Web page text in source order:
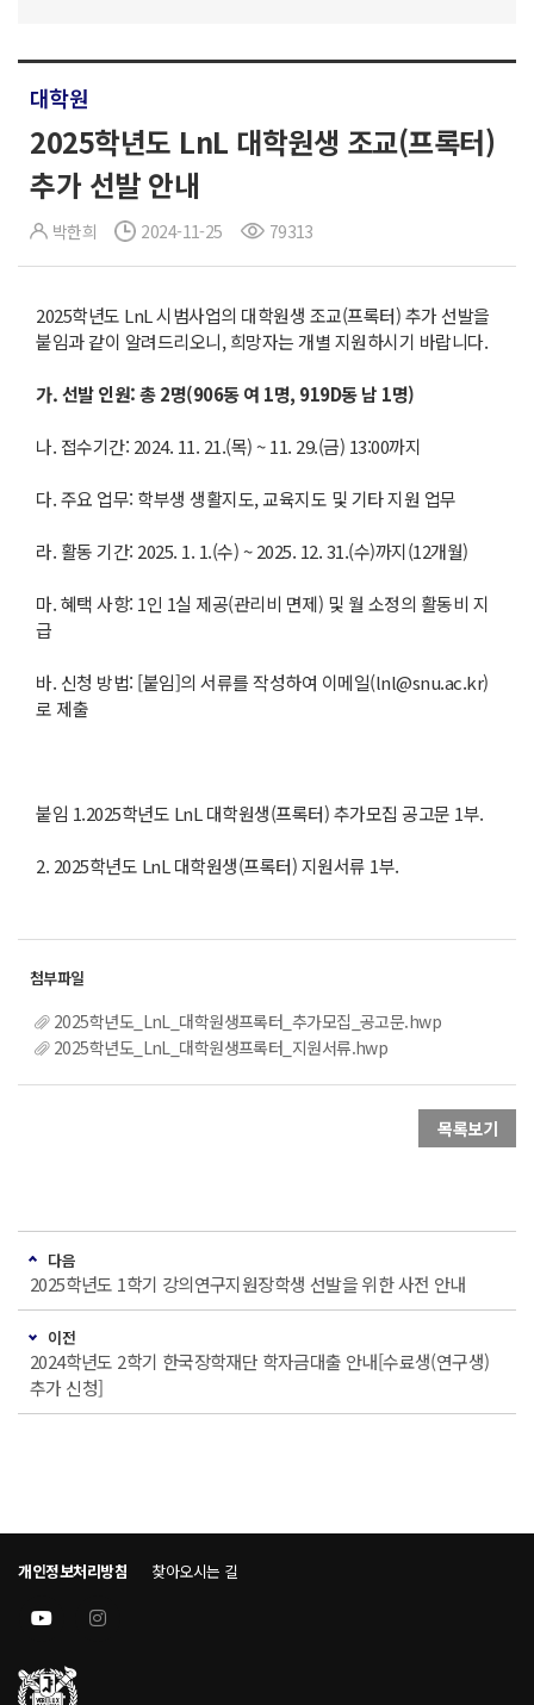
대학원
2025학년도 LnL 대학원생 조교(프록터)
추가 선발 안내
박한희 2024-11-25 79313
2025학년도 LnL 시범사업의 대학원생 조교(프록터) 추가 선발을
붙임과 같이 알려드리오니, 희망자는 개별 지원하시기 바랍니다.
가.선발 인원:총2명(906동 여 1명, 919D동 남 1명)
나. 접수기간: 2024. 11. 21.(목) ~ 11. 29.(금) 13:00까지
다. 주요 업무: 학부생 생활지도, 교육지도 및 기타 지원 업무
라. 활동 기간: 2025. 1. 1.(수) ~ 2025. 12. 31.(수)까지(12개월)
마. 혜택 사항: 1인 1실 제공(관리비 면제) 및 월 소정의 활동비 지
급
바. 신청 방법: [붙임]의 서류를 작성하여 이메일(lnl@snu.ac.kr)
로 제출
붙임 1.2025학년도 LnL 대학원생(프록터) 추가모집 공고문 1부.
2. 2025학년도 LnL 대학원생(프록터) 지원서류 1부.
2025학년도_LnL_대학원생프록터_추가모집_공고문.hwp
2025학년도_LnL_대학원생프록터_지원서류.hwp
목록보기
다음
2025학년도 1학기 강의연구지원장학생 선발을 위한 사전 안내
이전
2024학년도 2학기 한국장학재단 학자금대출 안내[수료생(연구생)
추가 신청]
개인정보처리방침 찾아오시는 길